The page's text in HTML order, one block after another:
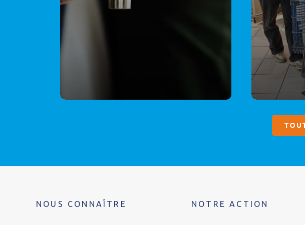
NOUS CONNAÎTRE NOTRE ACTION